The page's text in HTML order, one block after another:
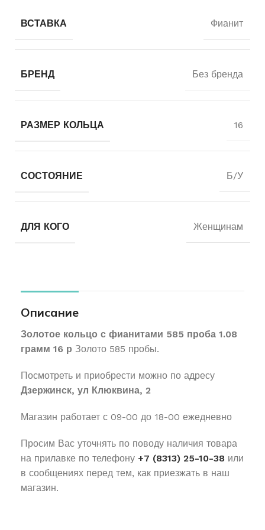
ВСТАВКА Фианит
БРЕНД Без бренда
РАЗМЕР КОЛЬЦА 16
СОСТОЯНИЕ Б/У
ДЛЯ КОГО Женщинам
Описание
Золотое кольцо с фианитами 585 проба 1.08
грамм 16 р Золото 585 пробы.
Посмотреть и приобрести можно по адресу
Дзержинск, ул Клюквина, 2
Магазин работает с 09-00 до 18-00 ежедневно
Просим Вас уточнять по поводу наличия товара
на прилавке по телефону +7 (8313) 25-10-38 или
в сообщениях перед тем, как приезжать в наш
магазин.